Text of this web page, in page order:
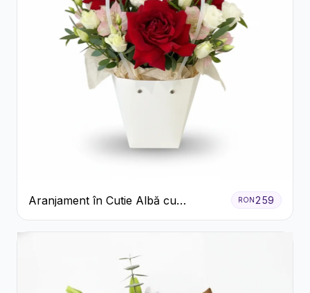
Aranjament în Cutie Albă cu
Trandafiri Roșii și Lisianthus
RON 259